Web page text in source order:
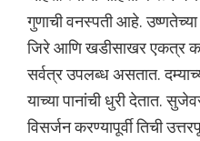
गुणाची वनस्पती आहे. उष्णतेच्या
जिरे आणि खडीसाखर एकत्र
सर्वत्र उपलब्ध असतात.
याच्या पानांची धुरी देतात.
विसर्जन करण्यापूर्वी तिची